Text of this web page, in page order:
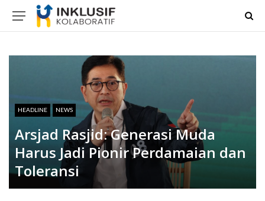
HEADLINE NEWS
Arsjad Rasjid: Generasi Muda
Harus Jadi Pionir Perdamaian dan
Toleransi